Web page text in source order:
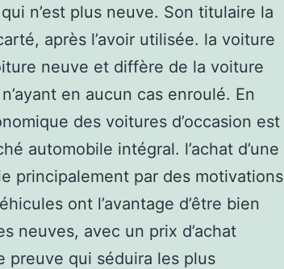
n’est plus neuve. Son titulaire la
après l’avoir utilisée. la voiture
neuve et diffère de la voiture
en aucun cas enroulé. En
des voitures d’occasion est
automobile intégral. l’achat d’une
principalement par des motivations
ont l’avantage d’être bien
neuves, avec un prix d’achat
preuve qui séduira les plus